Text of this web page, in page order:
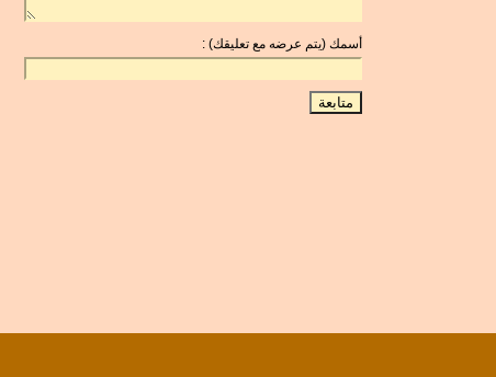
أسمك (يتم عرضه مع تعليقك) :